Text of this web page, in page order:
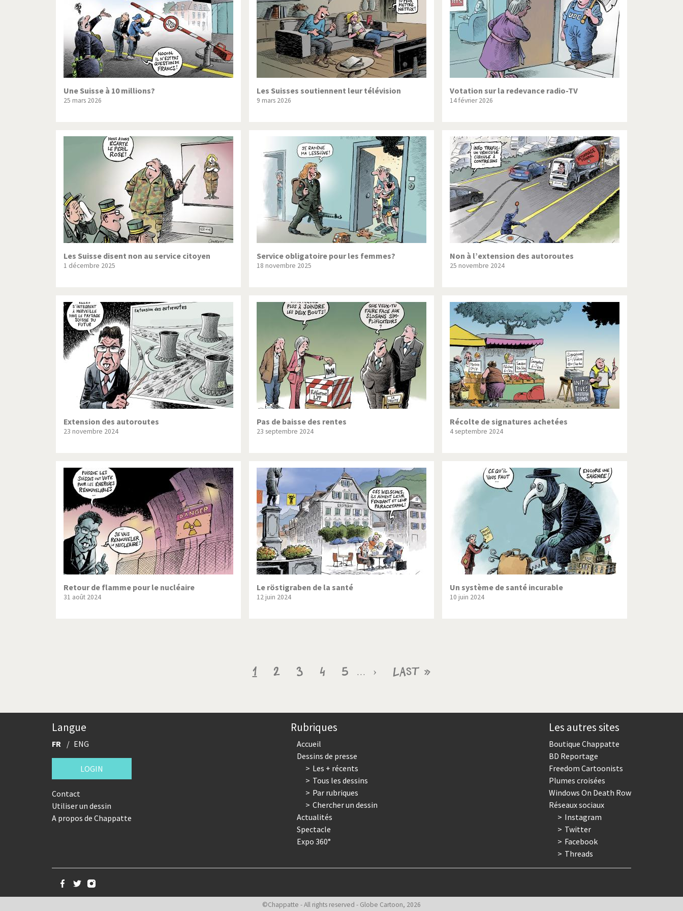
Une Suisse à 10 millions?
25 mars 2026
Les Suisses soutiennent leur télévision
9 mars 2026
Votation sur la redevance radio-TV
14 février 2026
Les Suisse disent non au service citoyen
1 décembre 2025
Service obligatoire pour les femmes?
18 novembre 2025
Non à l’extension des autoroutes
25 novembre 2024
Extension des autoroutes
23 novembre 2024
Pas de baisse des rentes
23 septembre 2024
Récolte de signatures achetées
4 septembre 2024
Retour de flamme pour le nucléaire
31 août 2024
Le röstigraben de la santé
12 juin 2024
Un système de santé incurable
10 juin 2024
Page
1 Page
2 Page
3 Page
4 Page
5 …
Page
›
Dernière
Last »
Langue
FR ENG
LOGIN
Contact
Utiliser un dessin
A propos de Chappatte
Rubriques
Accueil
Dessins de presse
Les + récents
Tous les dessins
Par rubriques
Chercher un dessin
Actualités
Spectacle
Expo 360°
Les autres sites
Boutique Chappatte
BD Reportage
Freedom Cartoonists
Plumes croisées
Windows On Death Row
Réseaux sociaux
Instagram
Twitter
Facebook
Threads
©Chappatte - All rights reserved - Globe Cartoon, 2026